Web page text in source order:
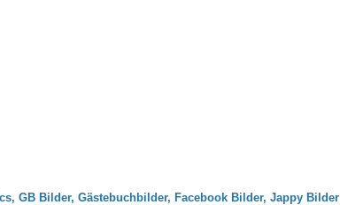
GB Bilder, Gästebuchbilder, Facebook Bilder, Jappy Bilder